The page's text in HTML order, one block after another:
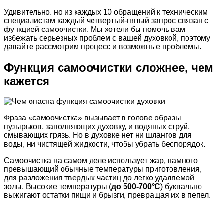
Удивительно, но из каждых 10 обращений к техническим
специалистам каждый четвертый-пятый запрос связан с
функцией самоочистки. Мы хотели бы помочь вам
избежать серьезных проблем с вашей духовкой, поэтому
давайте рассмотрим процесс и возможные проблемы.
Функция самоочистки сложнее, чем
кажется
Фраза «самоочистка» вызывает в голове образы
пузырьков, заполняющих духовку, и водяных струй,
смывающих грязь. Но в духовке нет ни шлангов для
воды, ни чистящей жидкости, чтобы убрать беспорядок.
Самоочистка на самом деле использует жар, намного
превышающий обычные температуры приготовления,
для разложения твердых частиц до легко удаляемой
золы. Высокие температуры (до 500-700°C) буквально
выжигают остатки пищи и брызги, превращая их в пепел.